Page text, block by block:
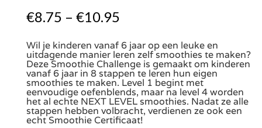
€8.75 – €10.95
Wil je kinderen vanaf 6 jaar op een leuke en
uitdagende manier leren zelf smoothies te maken?
Deze Smoothie Challenge is gemaakt om kinderen
vanaf 6 jaar in 8 stappen te leren hun eigen
smoothies te maken. Level 1 begint met
eenvoudige oefenblends, maar na level 4 worden
het al echte NEXT LEVEL smoothies. Nadat ze alle
stappen hebben volbracht, verdienen ze ook een
echt Smoothie Certificaat!